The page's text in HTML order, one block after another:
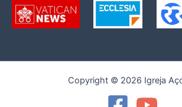
Copyright © 2026 Igreja